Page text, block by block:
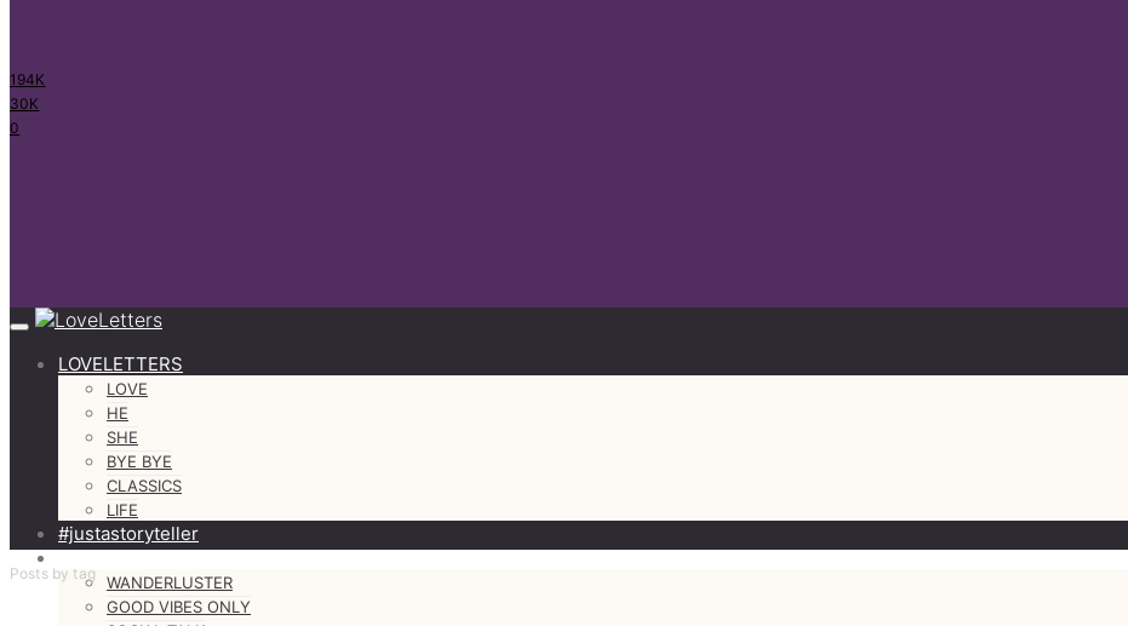
194K
30K
0
LOVELETTERS
LOVE
HE
SHE
BYE BYE
CLASSICS
LIFE
#justastoryteller
MORE
WANDERLUSTER
GOOD VIBES ONLY
Posts by tag